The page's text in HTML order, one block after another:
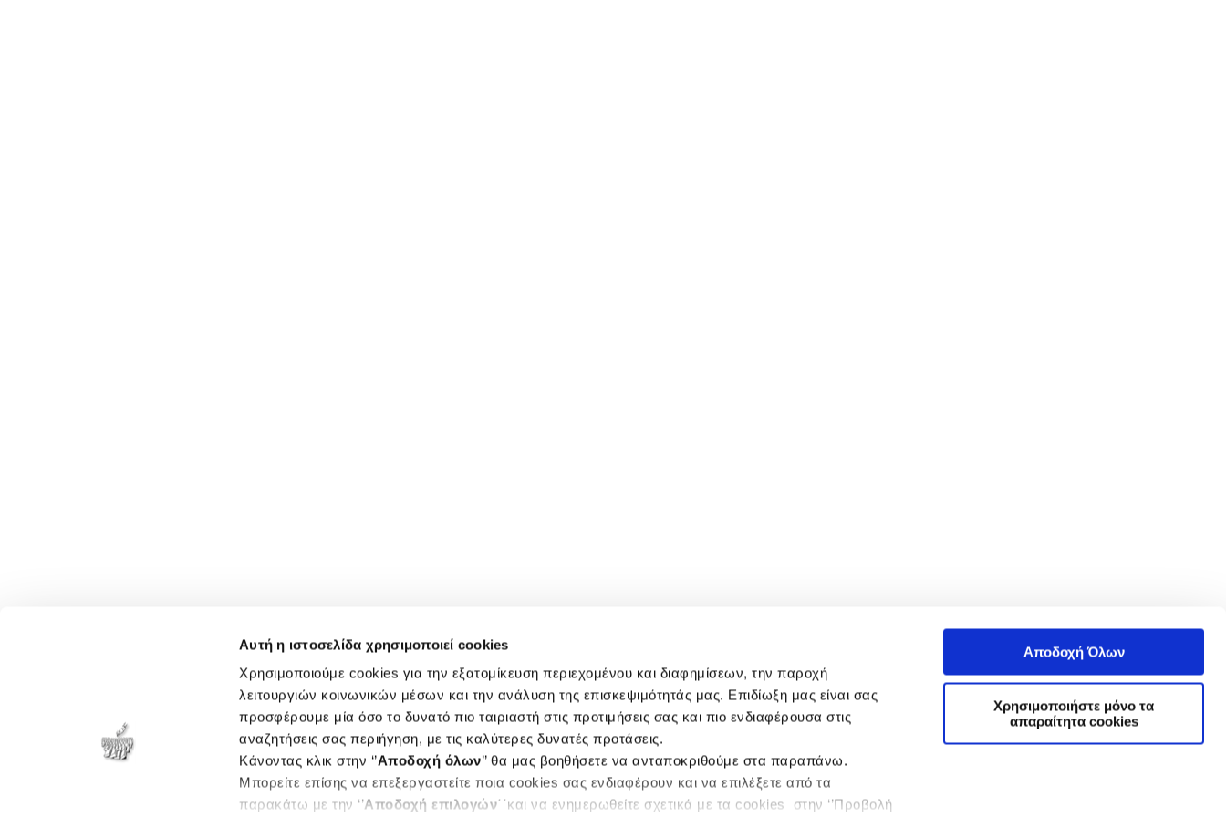
Αυτή η ιστοσελίδα χρησιμοποιεί cookies
Χρησιμοποιούμε cookies για την εξατομίκευση περιεχομένου και διαφημίσεων, την παροχή
λειτουργιών κοινωνικών μέσων και την ανάλυση της επισκεψιμότητάς μας. Επιδίωξη μας είναι σας
προσφέρουμε μία όσο το δυνατό πιο ταιριαστή στις προτιμήσεις σας και πιο ενδιαφέρουσα στις
αναζητήσεις σας περιήγηση, με τις καλύτερες δυνατές προτάσεις.
Κάνοντας κλικ στην ‘’Αποδοχή όλων’’ θα μας βοηθήσετε να ανταποκριθούμε στα παραπάνω.
Μπορείτε επίσης να επεξεργαστείτε ποια cookies σας ενδιαφέρουν και να επιλέξετε από τα
παρακάτω με την ‘’Αποδοχή επιλογών΄΄και να ενημερωθείτε σχετικά με τα cookies στην ‘’Προβολή
Αποδοχή Όλων
Χρησιμοποιήστε μόνο τα
απαραίτητα cookies